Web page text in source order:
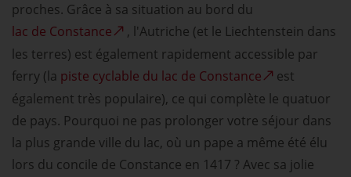
proches. Grâce à sa situation au bord du
lac de Constance
, l'Autriche (et le Liechtenstein dans
les terres) est également rapidement accessible par
ferry (la piste cyclable du lac de Constance
est
également très populaire), ce qui complète le quatuor
de pays. Pourquoi ne pas prolonger votre séjour dans
la plus grande ville du lac, où un pape a même été élu
lors du concile de Constance en 1417 ? Avec sa jolie